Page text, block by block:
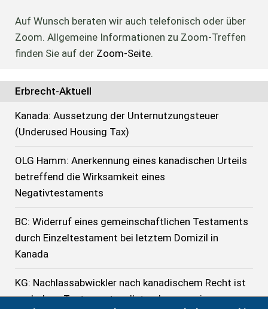
Auf Wunsch beraten wir auch telefonisch oder über
Zoom. Allgemeine Informationen zu Zoom-Treffen
finden Sie auf der Zoom-Seite.
Erbrecht-Aktuell
Kanada: Aussetzung der Unternutzungsteuer
(Underused Housing Tax)
OLG Hamm: Anerkennung eines kanadischen Urteils
betreffend die Wirksamkeit eines
Negativtestaments
BC: Widerruf eines gemeinschaftlichen Testaments
durch Einzeltestament bei letztem Domizil in
Kanada
KG: Nachlassabwickler nach kanadischem Recht ist
auch denn Testamentsvollstreckerzeugnis zu